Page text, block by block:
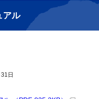
アル
日